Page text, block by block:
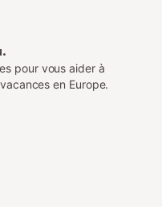
pour vous aider à
en Europe.